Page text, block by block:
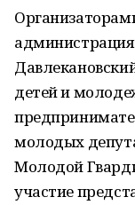
детей и
молодых
Молодой
участие